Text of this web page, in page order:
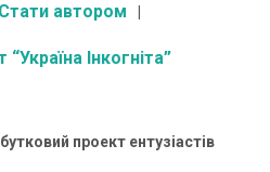
Стати автором
Інкогніта”
проект ентузіастів